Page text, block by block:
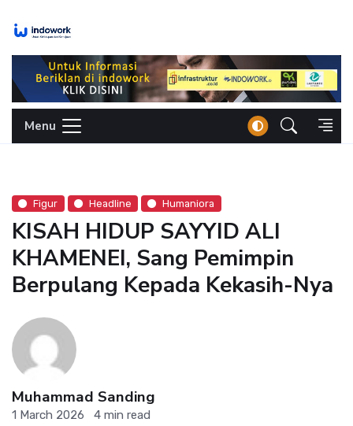
Menu
Figur Headline Humaniora
KISAH HIDUP SAYYID ALI
KHAMENEI, Sang Pemimpin
Berpulang Kepada Kekasih-Nya
Muhammad Sanding
1 March 2026 4 min read